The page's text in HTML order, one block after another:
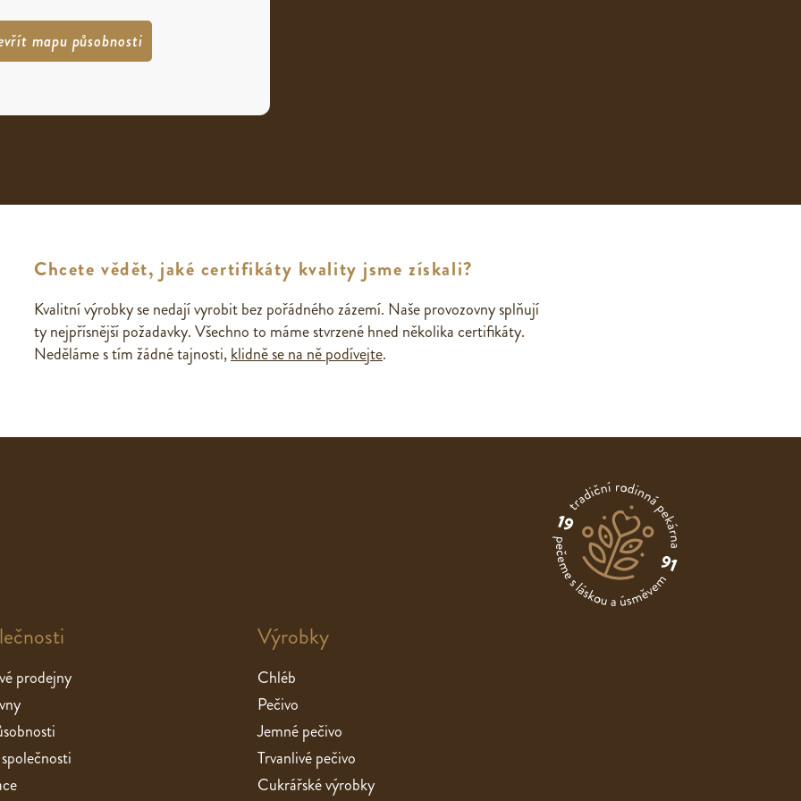
mapu působnosti
Chcete vědět, jaké certifikáty kvality jsme získali?
Kvalitní výrobky se nedají vyrobit bez pořádného zázemí. Naše provozovny splňují
ty nejpřísnější požadavky. Všechno to máme stvrzené hned několika certifikáty.
Neděláme s tím žádné tajnosti,klidně se na ně podívejte.
prodejny
Výrobky
Chléb
Pečivo
Jemné pečivo
Trvanlivé pečivo
Cukrářské výrobky